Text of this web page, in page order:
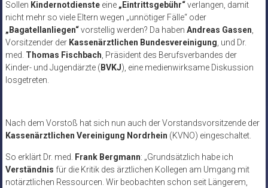
Sollen Kindernotdiensteeine „Eintrittsgebühr“verlangen, damit
nicht mehr so viele Eltern wegen „unnötiger Fälle“ oder
„Bagatellanliegen“vorstellig werden? Da haben Andreas Gassen
Vorsitzender der Kassenärztlichen Bundesvereinigung , und Dr.
med. Thomas Fischbach , Präsident des Berufsverbandes der
Kinder- und Jugendärzte ( BVKJ), eine medienwirksame Diskussion
losgetreten.
Nach dem Vorstoß hat sich nun auch der Vorstandsvorsitzende der
Kassenärztlichen Vereinigung Nordrhein (KVNO) eingeschaltet.
So erklärt Dr. med. Frank Bergmann: „Grundsätzlich habe ich
Verständnis für die Kritik des ärztlichen Kollegen am Umgang mit
notärztlichen Ressourcen. Wir beobachten schon seit Längerem,